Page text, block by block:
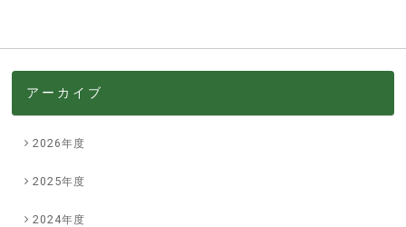
アーカイブ
2026年度
2025年度
2024年度